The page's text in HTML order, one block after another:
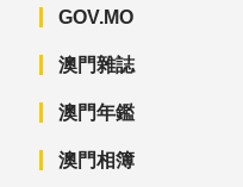
GOV.MO
澳門雜誌
澳門年鑑
澳門相簿